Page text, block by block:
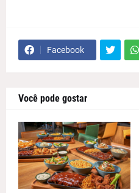
Facebook
Você pode gostar